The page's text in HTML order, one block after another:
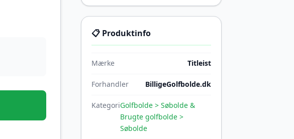
📋 Produktinfo
Mærke Titleist
Forhandler BilligeGolfbolde.dk
KategoriGolfbolde > Søbolde &
Brugte golfbolde >
Søbolde